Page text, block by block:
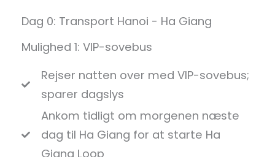
Dag 0: Transport Hanoi - Ha Giang
Mulighed 1: VIP-sovebus
Rejser natten over med VIP-sovebus;
sparer dagslys
Ankom tidligt om morgenen næste
dag til Ha Giang for at starte Ha
Giang Loop